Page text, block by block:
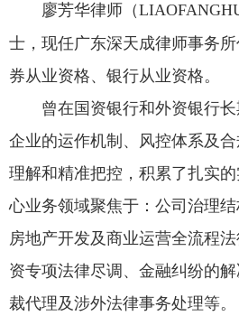
廖芳华律师（
士，现任广东深天成律师事务
券从业资格、银行从业资格。
曾在国资银行和外资银行
企业的运作机制、风控体系及
理解和精准把控，积累了扎实
心业务领域聚焦于：公司治理结
房地产开发及商业运营全流程
资专项法律尽调、金融纠纷的
裁代理及涉外法律事务处理等。